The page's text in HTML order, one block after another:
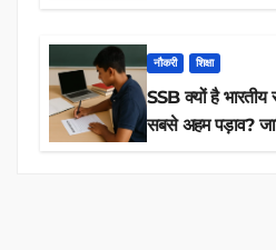
नौकरी शिक्षा
SSB क्यों है
सबसे अहम पड़ाव?